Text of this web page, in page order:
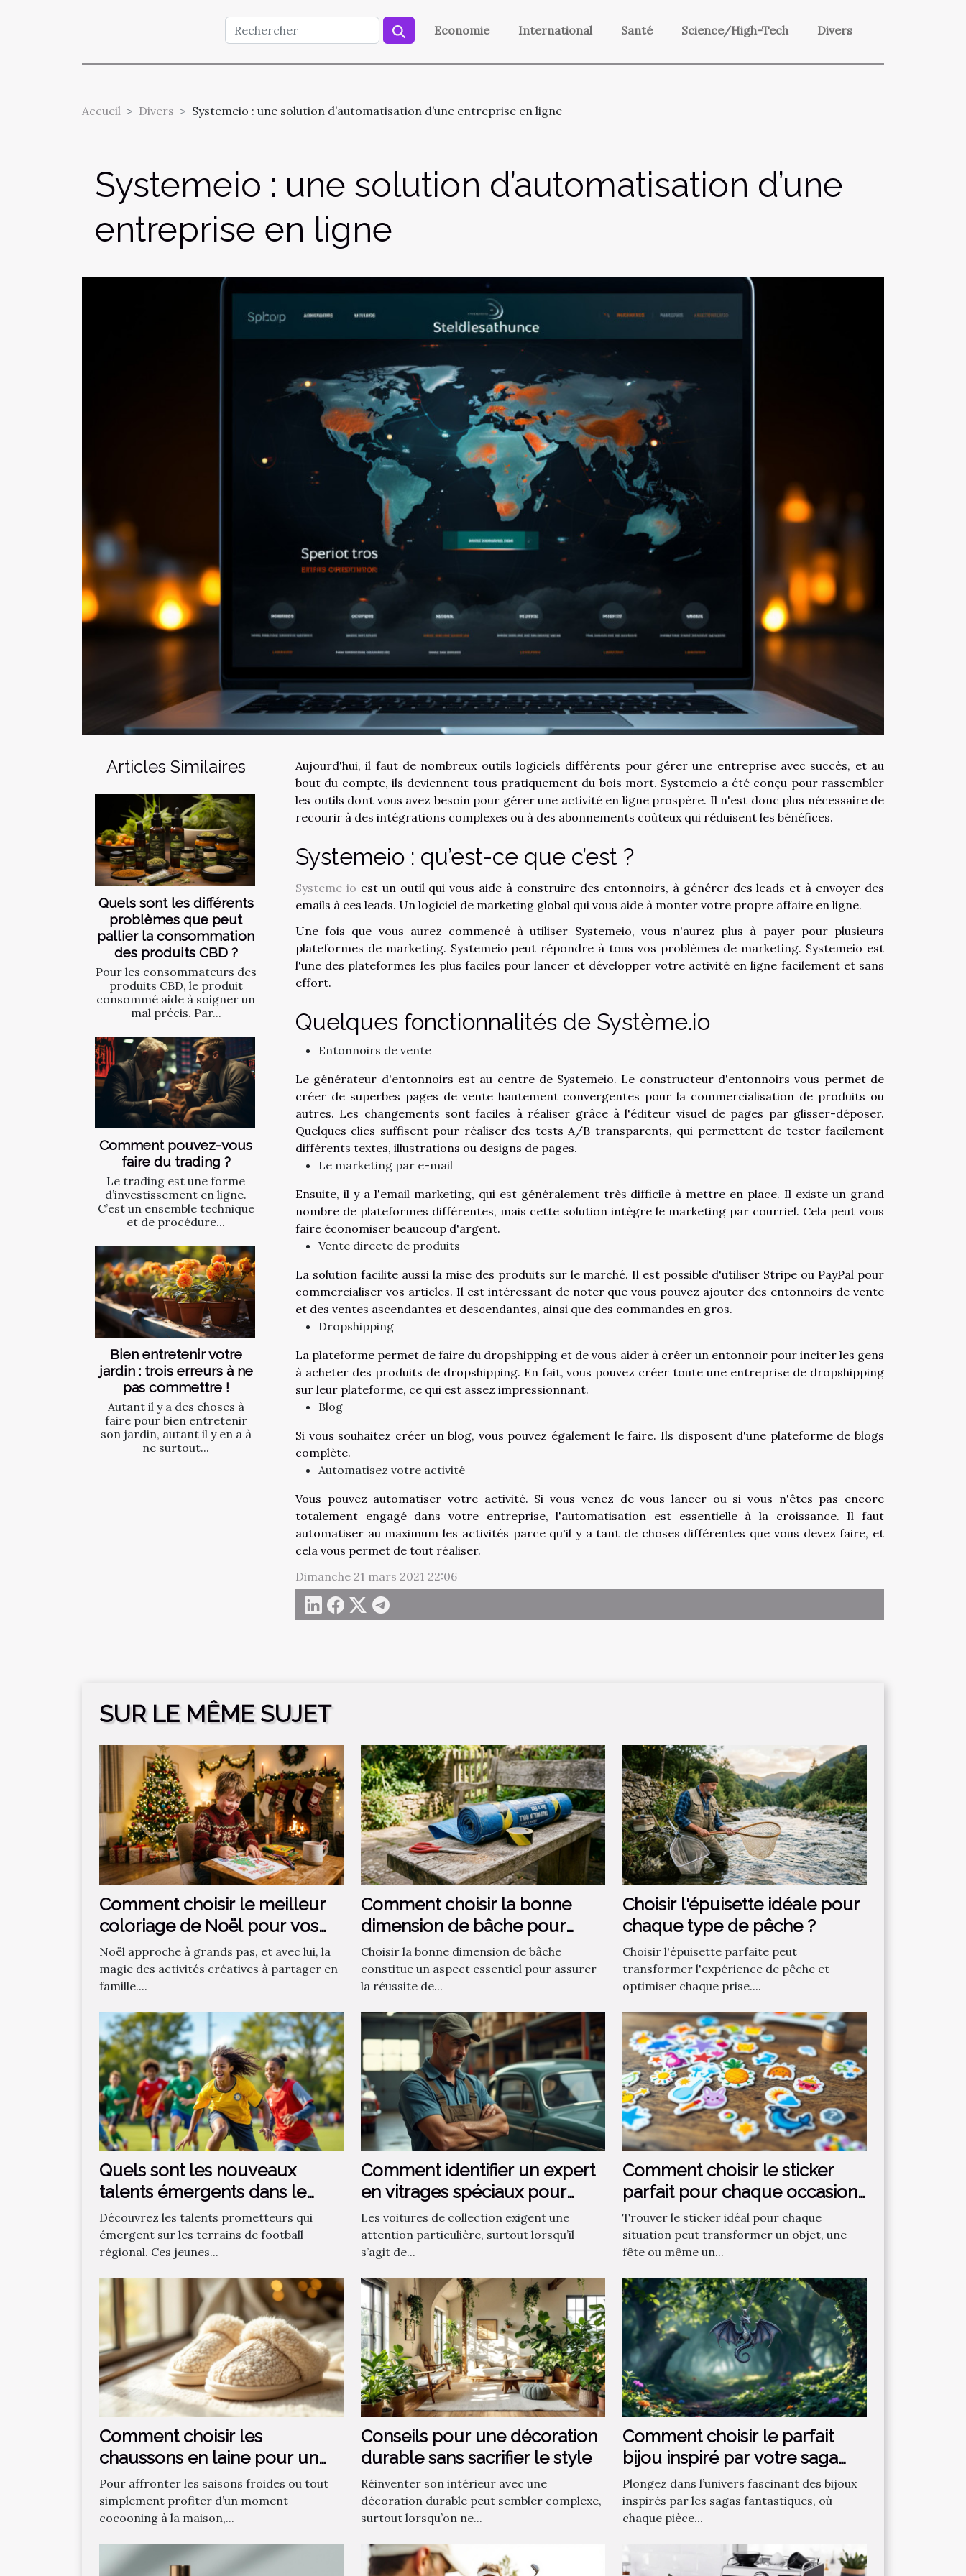
Economie International Santé Science/High-Tech Divers
Accueil Divers Systemeio : une solution d’automatisation d’une entreprise en ligne
Systemeio : une solution d’automatisation d’une
entreprise en ligne
Articles Similaires
Quels sont les différents
problèmes que peut
pallier la consommation
des produits CBD ?
Pour les consommateurs des
produits CBD, le produit
consommé aide à soigner un
mal précis. Par...
Comment pouvez-vous
faire du trading ?
Le trading est une forme
d’investissement en ligne.
C’est un ensemble technique
et de procédure...
Bien entretenir votre
jardin : trois erreurs à ne
pas commettre !
Autant il y a des choses à
faire pour bien entretenir
son jardin, autant il y en a à
ne surtout...
Aujourd'hui, il faut de nombreux outils logiciels différents pour gérer une entreprise avec succès, et au
bout du compte, ils deviennent tous pratiquement du bois mort. Systemeio a été conçu pour rassembler
les outils dont vous avez besoin pour gérer une activité en ligne prospère. Il n'est donc plus nécessaire de
recourir à des intégrations complexes ou à des abonnements coûteux qui réduisent les bénéfices.
Systemeio : qu’est-ce que c’est ?
Systeme io est un outil qui vous aide à construire des entonnoirs, à générer des leads et à envoyer des
emails à ces leads. Un logiciel de marketing global qui vous aide à monter votre propre affaire en ligne.
Une fois que vous aurez commencé à utiliser Systemeio, vous n'aurez plus à payer pour plusieurs
plateformes de marketing. Systemeio peut répondre à tous vos problèmes de marketing. Systemeio est
l'une des plateformes les plus faciles pour lancer et développer votre activité en ligne facilement et sans
effort.
Quelques fonctionnalités de Système.io
Entonnoirs de vente
Le générateur d'entonnoirs est au centre de Systemeio. Le constructeur d'entonnoirs vous permet de
créer de superbes pages de vente hautement convergentes pour la commercialisation de produits ou
autres. Les changements sont faciles à réaliser grâce à l'éditeur visuel de pages par glisser-déposer.
Quelques clics suffisent pour réaliser des tests A/B transparents, qui permettent de tester facilement
différents textes, illustrations ou designs de pages.
Le marketing par e-mail
Ensuite, il y a l'email marketing, qui est généralement très difficile à mettre en place. Il existe un grand
nombre de plateformes différentes, mais cette solution intègre le marketing par courriel. Cela peut vous
faire économiser beaucoup d'argent.
Vente directe de produits
La solution facilite aussi la mise des produits sur le marché. Il est possible d'utiliser Stripe ou PayPal pour
commercialiser vos articles. Il est intéressant de noter que vous pouvez ajouter des entonnoirs de vente
et des ventes ascendantes et descendantes, ainsi que des commandes en gros.
Dropshipping
La plateforme permet de faire du dropshipping et de vous aider à créer un entonnoir pour inciter les gens
à acheter des produits de dropshipping. En fait, vous pouvez créer toute une entreprise de dropshipping
sur leur plateforme, ce qui est assez impressionnant.
Blog
Si vous souhaitez créer un blog, vous pouvez également le faire. Ils disposent d'une plateforme de blogs
complète.
Automatisez votre activité
Vous pouvez automatiser votre activité. Si vous venez de vous lancer ou si vous n'êtes pas encore
totalement engagé dans votre entreprise, l'automatisation est essentielle à la croissance. Il faut
automatiser au maximum les activités parce qu'il y a tant de choses différentes que vous devez faire, et
cela vous permet de tout réaliser.
Dimanche 21 mars 2021 22:06
SUR LE MÊME SUJET
Comment choisir le meilleur
coloriage de Noël pour vos
enfants ?
Noël approche à grands pas, et avec lui, la
magie des activités créatives à partager en
famille....
Comment choisir la bonne
dimension de bâche pour
votre projet ?
Choisir la bonne dimension de bâche
constitue un aspect essentiel pour assurer
la réussite de...
Choisir l'épuisette idéale pour
chaque type de pêche ?
Choisir l'épuisette parfaite peut
transformer l'expérience de pêche et
optimiser chaque prise....
Quels sont les nouveaux
talents émergents dans le
football régional ?
Découvrez les talents prometteurs qui
émergent sur les terrains de football
régional. Ces jeunes...
Comment identifier un expert
en vitrages spéciaux pour
voitures de collection ?
Les voitures de collection exigent une
attention particulière, surtout lorsqu’il
s’agit de...
Comment choisir le sticker
parfait pour chaque occasion
?
Trouver le sticker idéal pour chaque
situation peut transformer un objet, une
fête ou même un...
Comment choisir les
chaussons en laine pour un
confort optimal ?
Pour affronter les saisons froides ou tout
simplement profiter d’un moment
cocooning à la maison,...
Conseils pour une décoration
durable sans sacrifier le style
Réinventer son intérieur avec une
décoration durable peut sembler complexe,
surtout lorsqu’on ne...
Comment choisir le parfait
bijou inspiré par votre saga
fantastique préférée ?
Plongez dans l’univers fascinant des bijoux
inspirés par les sagas fantastiques, où
chaque pièce...